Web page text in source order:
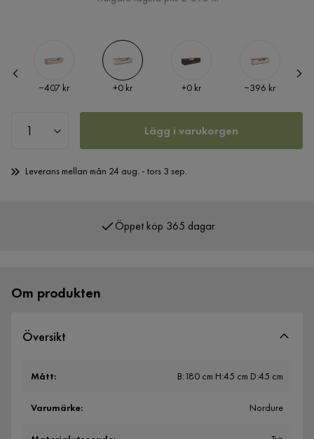
Pris
−407 kr Pris
+0 kr Pris
+0 kr Pris
−396 kr
Lägg i varukorgen
Leverans mellan mån 24 aug. - tors 3 sep.
Öppet köp 365 dagar
Om produkten
Översikt
Mått: B:180 cm H:45 cm D:45 cm
Varumärke: Nordure